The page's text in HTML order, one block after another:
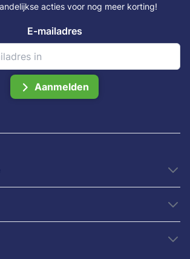
acties voor nog meer korting!
E-mailadres
Aanmelden